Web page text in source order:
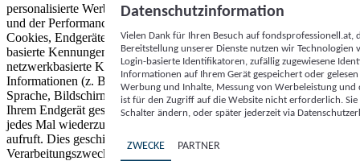
personalisierte Werbung und Inhalte, Messung von Werbeleistung
und der Performance von Inhalten sowie Zielgruppenforschung.
Cookies, Endgeräte- oder ähnliche Online-Kennungen (z. B. login-
basierte Kennungen, zufällig generierte Kennungen,
netzwerkbasierte Kennungen) können zusammen mit anderen
Informationen (z. B. Browsertyp und Browserinformationen,
Sprache, Bildschirmgröße, unterstützte Technologien usw.) auf
Ihrem Endgerät gespeichert oder von dort ausgelesen werden, um es
jedes Mal wiederzuerkennen, wenn es eine App oder einer Webseite
aufruft. Dies geschieht für einen oder mehrere der hier aufgeführten
Verarbeitungszwecke.
Datenschutzinformation
Vielen Dank für Ihren Besuch auf
Bereitstellung unserer Dienste nutzen wir Technologien
Login-basierte Identifikatoren, zufällig zugewiesene
Informationen auf Ihrem Gerät gespeichert oder
Werbung und Inhalte, Messung von Werbeleistung
ist für den Zugriff auf die Website nicht erforderlich.
Schalter ändern, oder später jederzeit via
ZWECKE PARTNER